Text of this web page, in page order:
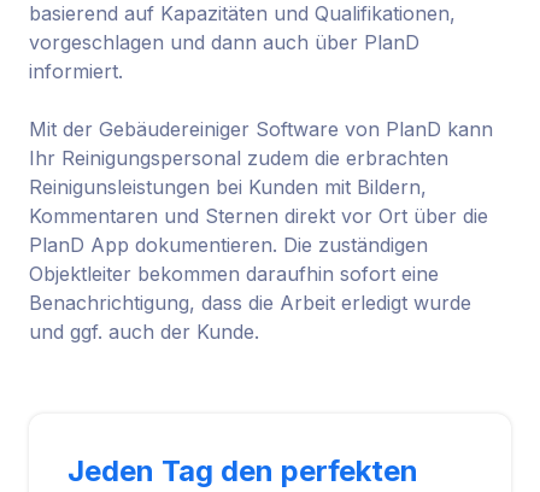
basierend auf Kapazitäten und Qualifikationen,
vorgeschlagen und dann auch über PlanD
informiert.
Mit der Gebäudereiniger Software von PlanD kann
Ihr Reinigungspersonal zudem die erbrachten
Reinigunsleistungen bei Kunden mit Bildern,
Kommentaren und Sternen direkt vor Ort über die
PlanD App dokumentieren. Die zuständigen
Objektleiter bekommen daraufhin sofort eine
Benachrichtigung, dass die Arbeit erledigt wurde
und ggf. auch der Kunde.
Jeden Tag den perfekten